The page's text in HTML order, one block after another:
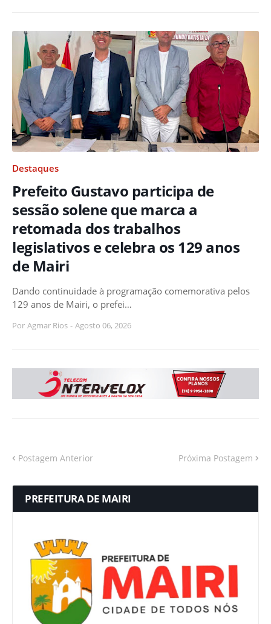
Destaques
Prefeito Gustavo participa de
sessão solene que marca a
retomada dos trabalhos
legislativos e celebra os 129 anos
de Mairi
Dando continuidade à programação comemorativa pelos
129 anos de Mairi, o prefei…
Por Agmar Rios - Agosto 06, 2026
Postagem Anterior Próxima Postagem
PREFEITURA DE MAIRI